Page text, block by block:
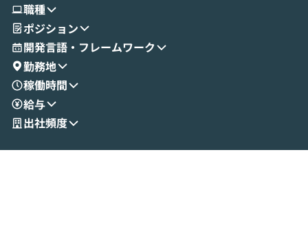
せいただきます。数分でワークフローが完
成する手軽さや、Gmail等の外部サービス
とセキュアに連携できるポイントなど、実
演を通じて具体的なイメージをお届けしま
す。 後半のディスカッションでは、セキュ
リティの考え方や社内導入の進め方など、
現場目線でさらに深掘りしていきます。
「自分の業務をAIで自動化してみたいけ
いう方にこそ参加いただきたいイベントで
職種
ポジション
開発言語・フレームワーク
勤務地
稼働時間
給与
出社頻度